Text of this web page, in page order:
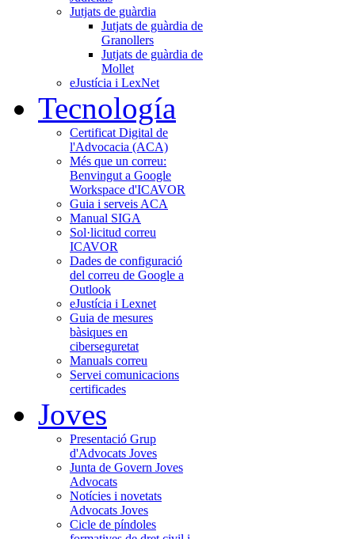
Jutjats de guàrdia
Jutjats de guàrdia de
Granollers
Jutjats de guàrdia de
Mollet
eJustícia i LexNet
Tecnología
Certificat Digital de
l'Advocacia (ACA)
Més que un correu:
Benvingut a Google
Workspace d'ICAVOR
Guia i serveis ACA
Manual SIGA
Sol·licitud correu
ICAVOR
Dades de configuració
del correu de Google a
Outlook
eJustícia i Lexnet
Guia de mesures
bàsiques en
ciberseguretat
Manuals correu
Servei comunicacions
certificades
Joves
Presentació Grup
d'Advocats Joves
Junta de Govern Joves
Advocats
Notícies i novetats
Advocats Joves
Cicle de píndoles